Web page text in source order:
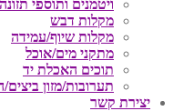
ויטמנים ותוספי תזונה
מקלות דבש
מקלות שיוף/עמידה
מתקני מים/אוכל
תוכים האכלת יד
תערובות/מזון
יצירת קשר